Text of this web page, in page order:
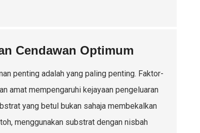
Cendawan Optimum
penting adalah yang paling penting. Faktor-
amat mempengaruhi kejayaan pengeluaran
yang betul bukan sahaja membekalkan
menggunakan substrat dengan nisbah